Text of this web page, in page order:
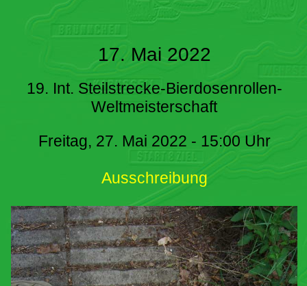
17. Mai 2022
19. Int. Steilstrecke-Bierdosenrollen-
Weltmeisterschaft
Freitag, 27. Mai 2022 - 15:00 Uhr
Ausschreibung